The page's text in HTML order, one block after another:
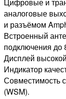
Цифровые и
аналоговые
и разъёмом
Встроенный
подключения до
Дисплей
Индикатор
Совместимость
(WSM).